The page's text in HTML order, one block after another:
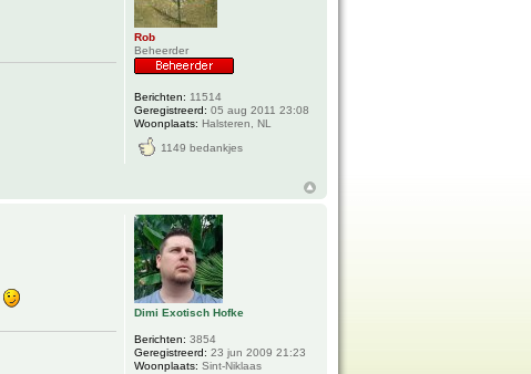
Rob
Beheerder
Berichten: 11514
Geregistreerd: 05 aug 2011 23:08
Woonplaats: Halsteren, NL
1149 bedankjes
Dimi Exotisch Hofke
Berichten: 3854
Geregistreerd: 23 jun 2009 21:23
Woonplaats: Sint-Niklaas